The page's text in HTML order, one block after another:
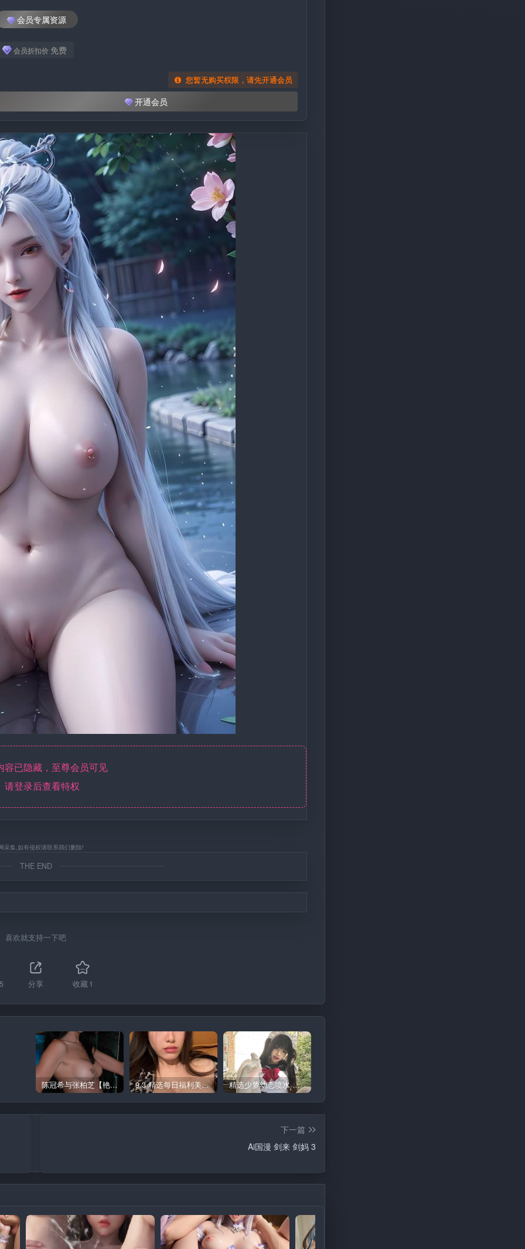
会员专属资源
会员折扣价 免费
您暂无购买权限，请先开通会员
开通会员
已隐藏，至尊会员可见
请登录后查看特权
采集,如有侵权请联系我们删除!
THE END
喜欢就支持一下吧
分享 收藏1
陈冠希与张柏芝【艳照门】图集 1 9.3 精选每日福利美图 极品 精选少萝幼态喷水 白丝小钕 图集 29
下一篇
Ai国漫 剑来 剑妈 3